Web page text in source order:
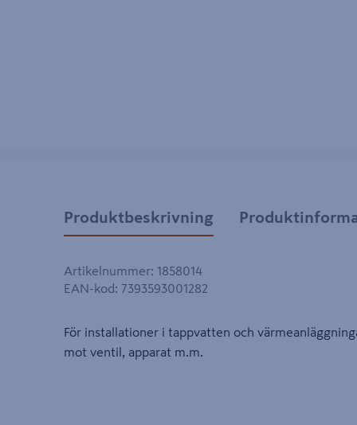
Produktbeskrivning
Artikelnummer: 1858014
EAN-kod: 7393593001282
För installationer i tappvatten och
mot ventil, apparat m.m.